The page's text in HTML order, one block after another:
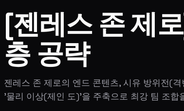
[젠레스 존 제
층 공략
젠레스 존 제로의 엔드 콘텐츠, 시유 방위전(
'물리 이상(제인 도)'을 주축으로 최강 팀 조합